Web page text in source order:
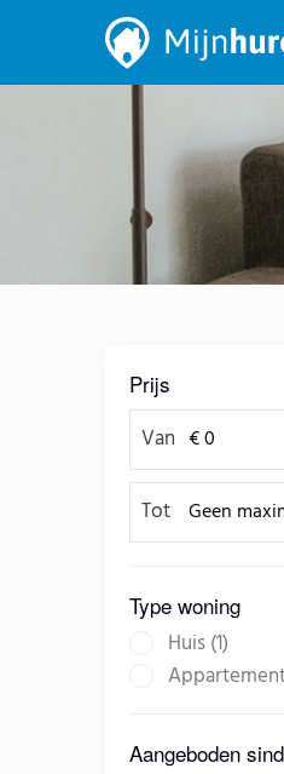
Prijs
Van
Tot
Type woning
Huis (1)
Aangeboden